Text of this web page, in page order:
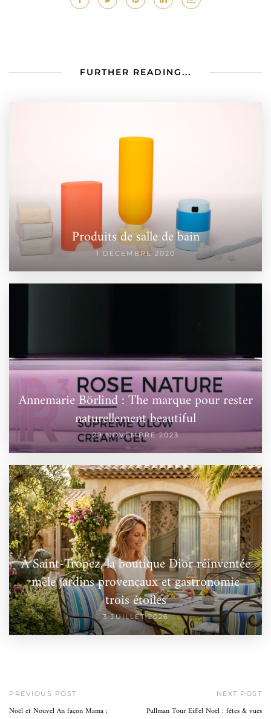
FURTHER READING...
Produits de salle de bain
1 DÉCEMBRE 2020
Annemarie Börlind : The marque pour rester
naturellement beautiful
29 NOVEMBRE 2023
À Saint-Tropez, la boutique Dior réinventée
mêle jardins provençaux et gastronomie
trois étoiles
3 JUILLET 2026
PREVIOUS POST
Noël et Nouvel An façon Mama :
NEXT POST
Pullman Tour Eiffel Noël : fêtes & vues